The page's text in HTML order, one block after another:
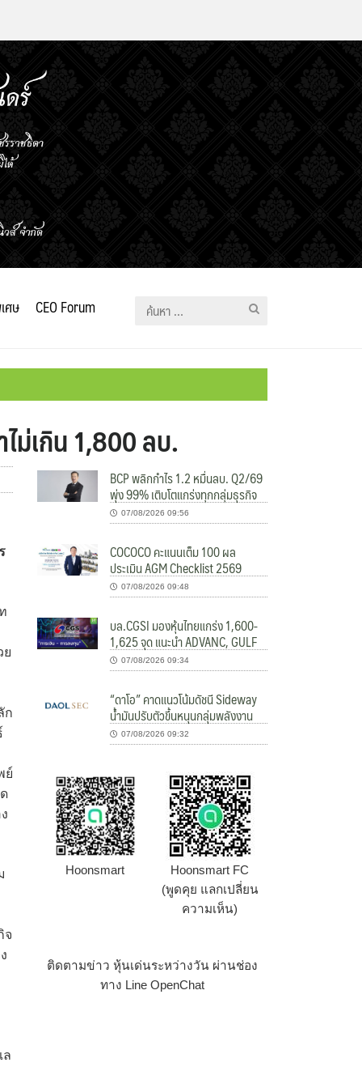
ศษ CEO Forum
ค้นหา
ม่เกิน 1,800 ลบ.
ย
ก
ย์
จ
ล
BCP พลิกกำไร 1.2 หมื่นลบ. Q2/69
พุ่ง 99% เติบโตแกร่งทุกกลุ่มธุรกิจ
07/08/2026 09:56
COCOCO คะแนนเต็ม 100 ผล
ประเมิน AGM Checklist 2569
07/08/2026 09:48
บล.CGSI มองหุ้นไทยแกร่ง 1,600-
1,625 จุด แนะนำ ADVANC, GULF
07/08/2026 09:34
“ดาโอ” คาดแนวโน้มดัชนี Sideway
น้ำมันปรับตัวขึ้นหนุนกลุ่มพลังงาน
07/08/2026 09:32
Hoonsmart
Hoonsmart FC
(พูดคุย แลกเปลี่ยน
ความเห็น)
ติดตามข่าว หุ้นเด่นระหว่างวัน ผ่านช่อง
ทาง Line OpenChat